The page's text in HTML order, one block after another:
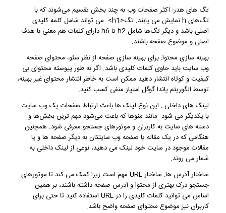
تگ های هدر: اکثر صفحات وب به چند بخش تقسیم می‌شوند که با
تگ‌های h نمایش می‌ یابند. تگ<h1> می‌ تواند شامل کلمه کلیدی
اصلی باشد و دیگر تگ‌ها شامل h2 تا h6 دارای کلمات هم معنی با هدف
اصلی و موضوع صفحه باشند.
بهینه سازی محتوا: برای بهینه سازی صفحه از نظر سئو، محتوای صفحه
وب سایت باید حاوی کلمات کلیدی باشد. اگر به طور پیوسته محتوای بی
کیفیت و کوتاه انتشار دهید ممکن است به خاطر انتشار محتوای غیر بهینه،
توسط الگوریتم پاندا گوگل امتیاز منفی کسب کنید.
لینک های داخلی : این نوع لینک ها باعث ارتباط صفحات یک وب سایت
با یکدیگر می شود. مانند منوها که باعث می‌شود مهم‌ ترین بخش‌ها و
دسته‌ های سایت به کاربران و موتورهای جستجو معرفی شود. همچنین
هنگامی که در یک مقاله یا صفحه وب سایتتان به دیگر صفحه ها و یا
مقالات موجود در سایت خود لینک می دهید، نوعی از لینک داخلی به
شمار می روند.
ساختار آدرس ها: ساختار URL مهم است زیرا کمک می کند تا موتورهای
جستجو درک بهتری از محتوا و آدرس صفحه داشته باشند، بر همین
اساس می توانید کلمات کلیدی را در URL استفاده کنید تا حتی برای
کاربران نیز موضوع محتوای صفحه واضح باشد.